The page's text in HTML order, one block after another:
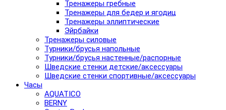
Тренажеры гребные
Тренажеры для бедер и ягодиц
Тренажеры эллиптические
Эйрбайки
Тренажеры силовые
Турники/брусья напольные
Турники/брусья настенные/распорные
Шведские стенки детские/аксессуары
Шведские стенки спортивные/аксессуары
Часы
AQUATICO
BERNY